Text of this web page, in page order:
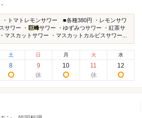
-
・トマトレモンサワー ■各種380円 ・レモンサワ
サワー ・ 巨峰サワー ・ゆずみつサワー ・紅茶サ
マスカットサワー ・マスカットカルピスサワー...
土
8
日
9
月
10
火
11
水
12